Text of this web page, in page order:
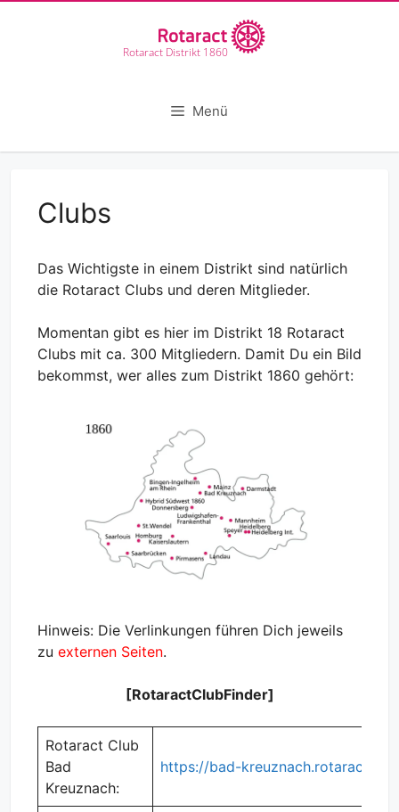
Rotaract Distrikt 1860
Menü
Clubs
Das Wichtigste in einem Distrikt sind natürlich
die Rotaract Clubs und deren Mitglieder.
Momentan gibt es hier im Distrikt 18 Rotaract
Clubs mit ca. 300 Mitgliedern. Damit Du ein Bild
bekommst, wer alles zum Distrikt 1860 gehört:
Hinweis: Die Verlinkungen führen Dich jeweils
zu externen Seiten.
[RotaractClubFinder]
Rotaract Club
Bad
Kreuznach:
https://bad-kreuznach.rotaract.de/